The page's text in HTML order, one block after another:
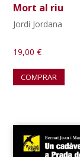
Mort al riu
Jordi Jordana
19,00€
COMPRAR